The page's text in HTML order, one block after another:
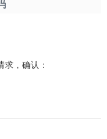
，确认：